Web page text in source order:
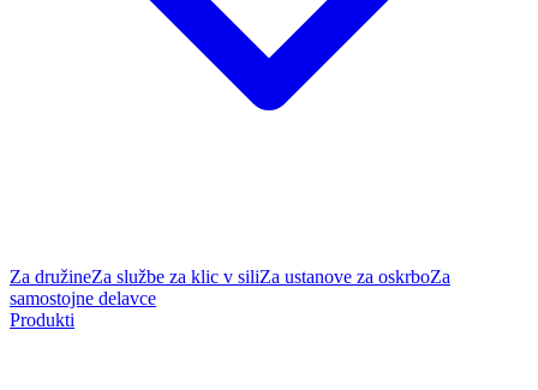
Za družineZa službe za klic v siliZa ustanove za oskrboZa
samostojne delavce
Produkti